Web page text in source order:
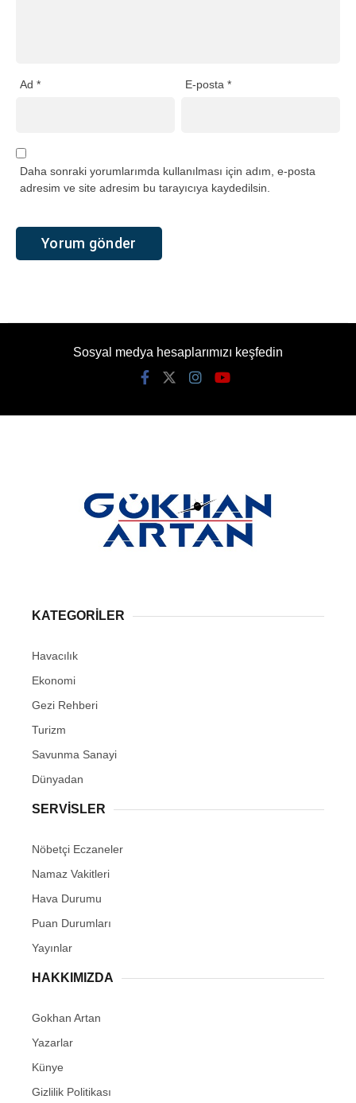
Ad * E-posta*
Daha sonraki yorumlarımda kullanılması için adım, e-posta
adresim ve site adresim bu tarayıcıya kaydedilsin.
Sosyal medya hesaplarımızı keşfedin
KATEGORİLER
Havacılık
Ekonomi
Gezi Rehberi
Turizm
Savunma Sanayi
Dünyadan
SERVİSLER
Nöbetçi Eczaneler
Namaz Vakitleri
Hava Durumu
Puan Durumları
Yayınlar
HAKKIMIZDA
Gokhan Artan
Yazarlar
Künye
Gizlilik Politikası